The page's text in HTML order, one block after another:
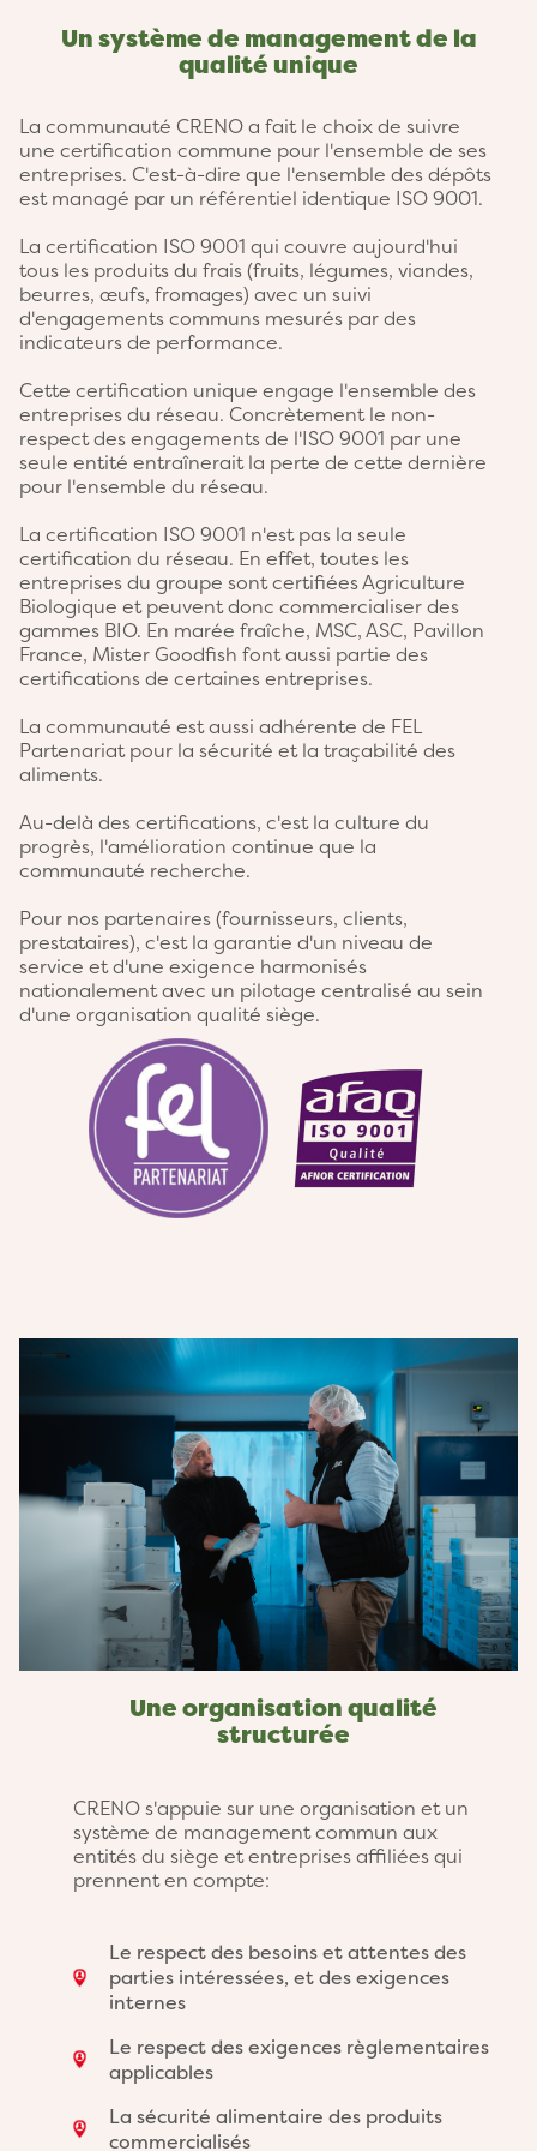
Un système de management de la
qualité unique
La communauté CRENO a fait le choix de suivre
une certification commune pour l'ensemble de ses
entreprises. C'est-à-dire que l'ensemble des dépôts
est managé par un référentiel identique ISO 9001.
La certification ISO 9001 qui couvre aujourd'hui
tous les produits du frais (fruits, légumes, viandes,
beurres, œufs, fromages) avec un suivi
d'engagements communs mesurés par des
indicateurs de performance.
Cette certification unique engage l'ensemble des
entreprises du réseau. Concrètement le non-
respect des engagements de l'ISO 9001 par une
seule entité entraînerait la perte de cette dernière
pour l'ensemble du réseau.
La certification ISO 9001 n'est pas la seule
certification du réseau. En effet, toutes les
entreprises du groupe sont certifiées Agriculture
Biologique et peuvent donc commercialiser des
gammes BIO. En marée fraîche, MSC, ASC, Pavillon
France, Mister Goodfish font aussi partie des
certifications de certaines entreprises.
La communauté est aussi adhérente de FEL
Partenariat pour la sécurité et la traçabilité des
aliments.
Au-delà des certifications, c'est la culture du
progrès, l'amélioration continue que la
communauté recherche.
Pour nos partenaires (fournisseurs, clients,
prestataires), c'est la garantie d'un niveau de
service et d'une exigence harmonisés
nationalement avec un pilotage centralisé au sein
d'une organisation qualité siège.
Une organisation qualité
structurée
CRENO s'appuie sur une organisation et un
système de management commun aux
entités du siège et entreprises affiliées qui
prennent en compte:
Le respect des besoins et attentes des
parties intéressées, et des exigences
internes
Le respect des exigences règlementaires
applicables
La sécurité alimentaire des produits
commercialisés